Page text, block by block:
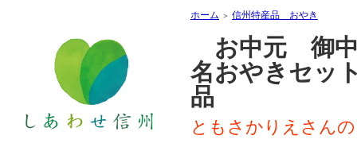
ホーム ＞ 信州特産品 おやき
お中元 御
名おやきセッ
品
ともさかりえさん